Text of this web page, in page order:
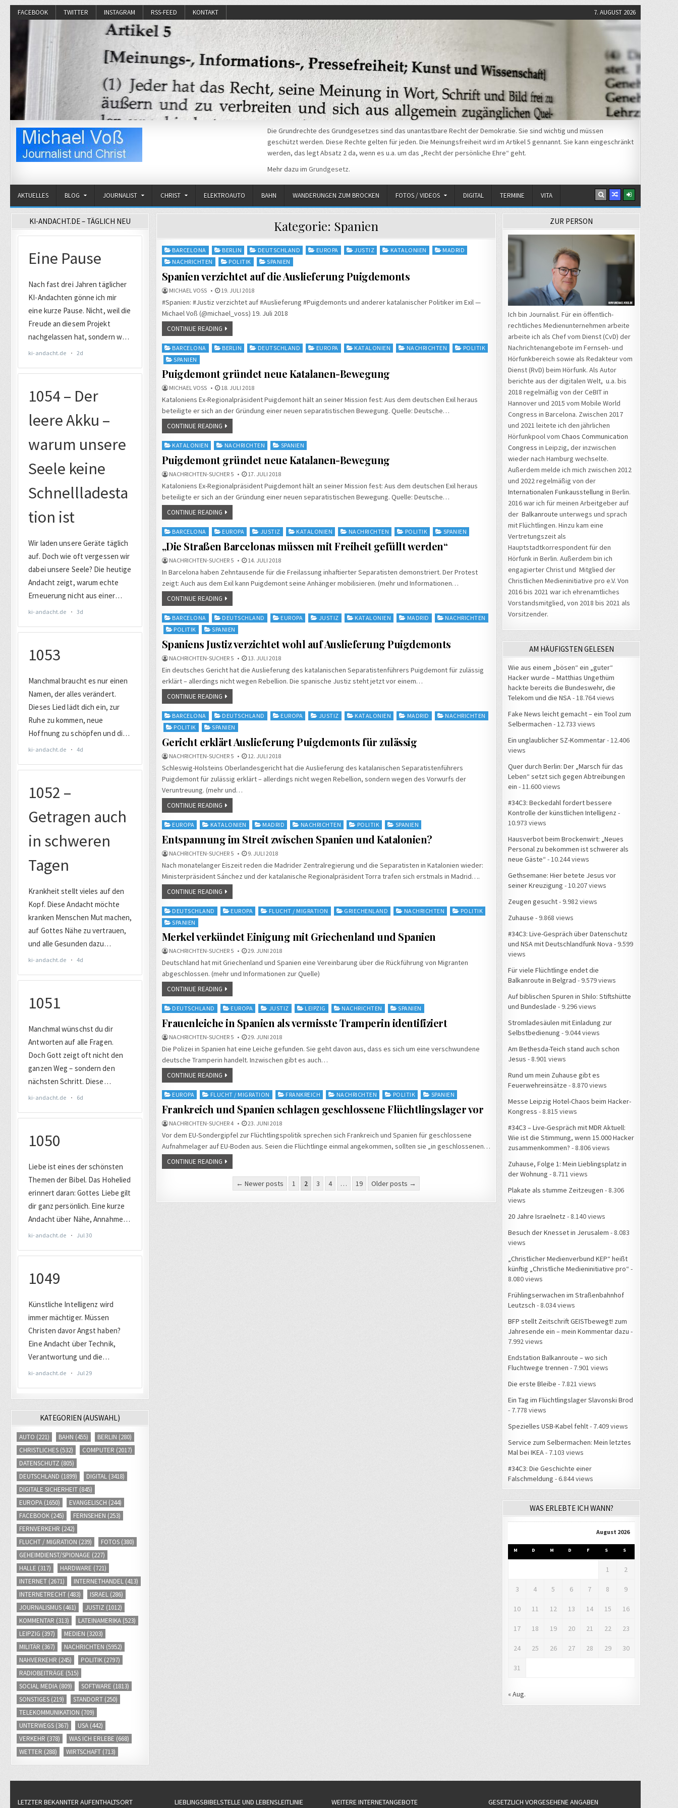
FACEBOOK TWITTER INSTAGRAM RSS-FEED KONTAKT 7. AUGUST 2026
Die Grundrechte des Grundgesetzes sind das unantastbare Recht der Demokratie. Sie sind wichtig und müssen
geschützt werden. Diese Rechte gelten für jeden. Die Meinungsfreiheit wird im Artikel 5 gennannt. Sie kann eingeschränkt
werden, das legt Absatz 2 da, wenn es u.a. um das „Recht der persönliche Ehre“ geht.
Mehr dazu im Grundgesetz.
AKTUELLES BLOG JOURNALIST CHRIST ELEKTROAUTO BAHN WANDERUNGEN ZUM BROCKEN FOTOS / VIDEOS DIGITAL TERMINE VITA
Kategorie: Spanien
Posted
in
BARCELONA BERLIN DEUTSCHLAND EUROPA JUSTIZ KATALONIEN
MADRID
NACHRICHTEN
POLITIK SPANIEN
Spanien verzichtet auf die Auslieferung Puigdemonts
MICHAEL VOSS 19. JULI 2018
#Spanien: #Justiz verzichtet auf #Auslieferung #Puigdemonts und anderer katalanischer Politiker im Exil —
Michael Voß (@michael_voss) 19. Juli 2018
CONTINUE READING
Posted
in
BARCELONA BERLIN DEUTSCHLAND EUROPA KATALONIEN NACHRICHTEN
POLITIK
SPANIEN
Puigdemont gründet neue Katalanen-Bewegung
MICHAEL VOSS 18. JULI 2018
Kataloniens Ex-Regionalpräsident Puigdemont hält an seiner Mission fest: Aus dem deutschen Exil heraus
beteiligte er sich an der Gründung einer neuen separatistischen Bewegung. Quelle: Deutsche…
CONTINUE READING
Posted
in
KATALONIEN NACHRICHTEN SPANIEN
Puigdemont gründet neue Katalanen-Bewegung
NACHRICHTEN-SUCHER 5 17. JULI 2018
Kataloniens Ex-Regionalpräsident Puigdemont hält an seiner Mission fest: Aus dem deutschen Exil heraus
beteiligte er sich an der Gründung einer neuen separatistischen Bewegung. Quelle: Deutsche…
CONTINUE READING
Posted
in
BARCELONA EUROPA JUSTIZ KATALONIEN NACHRICHTEN POLITIK SPANIEN
„Die Straßen Barcelonas müssen mit Freiheit gefüllt werden“
NACHRICHTEN-SUCHER 5 14. JULI 2018
In Barcelona haben Zehntausende für die Freilassung inhaftierter Separatisten demonstriert. Der Protest
zeigt: Auch aus dem Exil kann Puigdemont seine Anhänger mobilisieren. (mehr und Informationen…
CONTINUE READING
Posted
in
BARCELONA DEUTSCHLAND EUROPA JUSTIZ KATALONIEN MADRID
NACHRICHTEN
POLITIK
SPANIEN
Spaniens Justiz verzichtet wohl auf Auslieferung Puigdemonts
NACHRICHTEN-SUCHER 5 13. JULI 2018
Ein deutsches Gericht hat die Auslieferung des katalanischen Separatistenführers Puigdemont für zulässig
erklärt – allerdings nicht wegen Rebellion. Die spanische Justiz steht jetzt vor einem…
CONTINUE READING
Posted
in
BARCELONA DEUTSCHLAND EUROPA JUSTIZ KATALONIEN MADRID
NACHRICHTEN
POLITIK
SPANIEN
Gericht erklärt Auslieferung Puigdemonts für zulässig
NACHRICHTEN-SUCHER 5 12. JULI 2018
Schleswig-Holsteins Oberlandesgericht hat die Auslieferung des katalanischen Separatistenführers
Puigdemont für zulässig erklärt – allerdings nicht wegen Rebellion, sondern wegen des Vorwurfs der
Veruntreuung. (mehr und…
CONTINUE READING
Posted
in
EUROPA KATALONIEN MADRID NACHRICHTEN POLITIK SPANIEN
Entspannung im Streit zwischen Spanien und Katalonien?
NACHRICHTEN-SUCHER 5 9. JULI 2018
Nach monatelanger Eiszeit reden die Madrider Zentralregierung und die Separatisten in Katalonien wieder:
Ministerpräsident Sánchez und der katalanische Regionalpräsident Torra trafen sich erstmals in Madrid….
CONTINUE READING
Posted
in
DEUTSCHLAND EUROPA FLUCHT / MIGRATION GRIECHENLAND NACHRICHTEN
POLITIK
SPANIEN
Merkel verkündet Einigung mit Griechenland und Spanien
NACHRICHTEN-SUCHER 5 29. JUNI 2018
Deutschland hat mit Griechenland und Spanien eine Vereinbarung über die Rückführung von Migranten
abgeschlossen. (mehr und Informationen zur Quelle)
CONTINUE READING
Posted
in
DEUTSCHLAND EUROPA JUSTIZ LEIPZIG NACHRICHTEN SPANIEN
Frauenleiche in Spanien als vermisste Tramperin identifiziert
NACHRICHTEN-SUCHER 5 29. JUNI 2018
Die Polizei in Spanien hat eine Leiche gefunden. Sie geht davon aus, dass es sich um eine verschwundene
deutsche Tramperin handelt. Inzwischen gibt es auch…
CONTINUE READING
Posted
in
EUROPA FLUCHT / MIGRATION FRANKREICH NACHRICHTEN POLITIK SPANIEN
Frankreich und Spanien schlagen geschlossene Flüchtlingslager vor
NACHRICHTEN-SUCHER 4 23. JUNI 2018
Vor dem EU-Sondergipfel zur Flüchtlingspolitik sprechen sich Frankreich und Spanien für geschlossene
Aufnahmelager auf EU-Boden aus. Seien die Flüchtlinge einmal angekommen, sollten sie „in geschlossenen…
CONTINUE READING
Seitennummerierung
← Newer posts 1 2 3 4 … 19 Older posts →
KI-ANDACHT.DE – TÄGLICH NEU
KATEGORIEN (AUSWAHL)
AUTO (221) BAHN (455) BERLIN (280)
CHRISTLICHES (532) COMPUTER (2017)
DATENSCHUTZ (805)
DEUTSCHLAND (1899) DIGITAL (3418)
DIGITALE SICHERHEIT (845)
EUROPA (1650) EVANGELISCH (244)
FACEBOOK (245) FERNSEHEN (253)
FERNVERKEHR (242)
FLUCHT / MIGRATION (239) FOTOS (380)
GEHEIMDIENST/SPIONAGE (227)
HALLE (317) HARDWARE (721)
INTERNET (2671) INTERNETHANDEL (413)
INTERNETRECHT (483) ISRAEL (286)
JOURNALISMUS (461) JUSTIZ (1012)
KOMMENTAR (313) LATEINAMERIKA (523)
LEIPZIG (397) MEDIEN (3203)
MILITÄR (367) NACHRICHTEN (5952)
NAHVERKEHR (245) POLITIK (2797)
RADIOBEITRÄGE (515)
SOCIAL MEDIA (809) SOFTWARE (1813)
SONSTIGES (219) STANDORT (250)
TELEKOMMUNIKATION (709)
UNTERWEGS (367) USA (442)
VERKEHR (378) WAS ICH ERLEBE (668)
WETTER (288) WIRTSCHAFT (713)
ZUR PERSON
Ich bin Journalist. Für ein öffentlich-
rechtliches Medienunternehmen arbeite
arbeite ich als Chef vom Dienst (CvD) der
Nachrichtenangebote im Fernseh- und
Hörfunkbereich sowie als Redakteur vom
Dienst (RvD) beim Hörfunk. Als Autor
berichte aus der digitalen Welt, u.a. bis
2018 regelmäßig von der CeBIT in
Hannover und 2015 vom Mobile World
Congress in Barcelona. Zwischen 2017
und 2021 leitete ich den jährlichen
Hörfunkpool vom Chaos Communication
Congress in Leipzig, der inzwischen
wieder nach Hamburg wechselte.
Außerdem melde ich mich zwischen 2012
und 2022 regelmäßig von der
Internationalen Funkausstellung in Berlin.
2016 war ich für meinen Arbeitgeber auf
der Balkanroute unterwegs und sprach
mit Flüchtlingen. Hinzu kam eine
Vertretungszeit als
Hauptstadtkorrespondent für den
Hörfunk in Berlin. Außerdem bin ich
engagierter Christ und Mitglied der
Christlichen Medieninitiative pro e.V. Von
2016 bis 2021 war ich ehrenamtliches
Vorstandsmitglied, von 2018 bis 2021 als
Vorsitzender.
AM HÄUFIGSTEN GELESEN
Wie aus einem „bösen“ ein „guter“
Hacker wurde – Matthias Ungethüm
hackte bereits die Bundeswehr, die
Telekom und die NSA - 18.764 views
Fake News leicht gemacht – ein Tool zum
Selbermachen - 12.733 views
Ein unglaublicher SZ-Kommentar- 12.406
views
Quer durch Berlin: Der „Marsch für das
Leben“ setzt sich gegen Abtreibungen
ein - 11.600 views
#34C3: Beckedahl fordert bessere
Kontrolle der künstlichen Intelligenz -
10.973 views
Hausverbot beim Brockenwirt: „Neues
Personal zu bekommen ist schwerer als
neue Gäste“ - 10.244 views
Gethsemane: Hier betete Jesus vor
seiner Kreuzigung - 10.207 views
Zeugen gesucht- 9.982 views
Zuhause - 9.868 views
#34C3: Live-Gespräch über Datenschutz
und NSA mit Deutschlandfunk Nova - 9.599
views
Für viele Flüchtlinge endet die
Balkanroute in Belgrad - 9.579 views
Auf biblischen Spuren in Shilo: Stiftshütte
und Bundeslade - 9.296 views
Stromladesäulen mit Einladung zur
Selbstbedienung - 9.044 views
Am Bethesda-Teich stand auch schon
Jesus - 8.901 views
Rund um mein Zuhause gibt es
Feuerwehreinsätze - 8.870 views
Messe Leipzig Hotel-Chaos beim Hacker-
Kongress - 8.815 views
#34C3 – Live-Gespräch mit MDR Aktuell:
Wie ist die Stimmung, wenn 15.000 Hacker
zusammenkommen? - 8.806 views
Zuhause, Folge 1: Mein Lieblingsplatz in
der Wohnung - 8.711 views
Plakate als stumme Zeitzeugen - 8.306
views
20 Jahre Israelnetz - 8.140 views
Besuch der Knesset in Jerusalem - 8.083
views
„Christlicher Medienverbund KEP“ heißt
künftig „Christliche Medieninitiative pro“ -
8.080 views
Frühlingserwachen im Straßenbahnhof
Leutzsch - 8.034 views
BFP stellt Zeitschrift GEISTbewegt! zum
Jahresende ein – mein Kommentar dazu -
7.992 views
Endstation Balkanroute – wo sich
Fluchtwege trennen - 7.901 views
Die erste Bleibe - 7.821 views
Ein Tag im Flüchtlingslager Slavonski Brod
- 7.778 views
Spezielles USB-Kabel fehlt- 7.409 views
Service zum Selbermachen: Mein letztes
Mal bei IKEA - 7.103 views
#34C3: Die Geschichte einer
Falschmeldung - 6.844 views
WAS ERLEBTE ICH WANN?
August 2026
M D M D F S S
1 2
3 4 5 6 7 8 9
10 11 12 13 14 15 16
17 18 19 20 21 22 23
24 25 26 27 28 29 30
31
« Aug.
LETZTER BEKANNTER AUFENTHALTSORT LIEBLINGSBIBELSTELLE UND LEBENSLEITLINIE WEITERE INTERNETANGEBOTE GESETZLICH VORGESEHENE ANGABEN